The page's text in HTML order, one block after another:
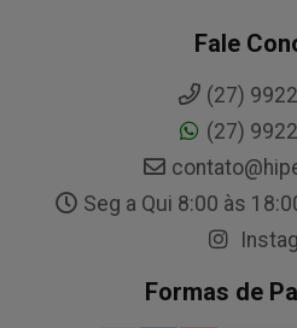
Fale
(27)
(27)
Seg a Qui 8:00 às
Formas de